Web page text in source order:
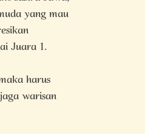
yang mau
Juara 1.
harus
warisan